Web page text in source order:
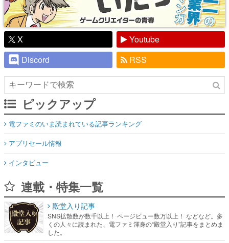
X
Youtube
Discord
RSS
ピックアップ
電ファミのいま読まれている記事ランキング
アプリセール情報
インタビュー
連載・特集一覧
殿堂入り記事
SNS拡散数が数千以上！ ページビュー数万以上！ などなど。多
くの人々に読まれた、電ファミ渾身の“殿堂入り”記事をまとめま
した。